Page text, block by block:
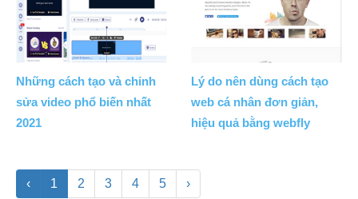
Những cách tạo và chỉnh
sửa video phổ biến nhất
2021
Lý do nên dùng cách tạo
web cá nhân đơn giản,
hiệu quả bằng webfly
‹ 1 2 3 4 5 ›